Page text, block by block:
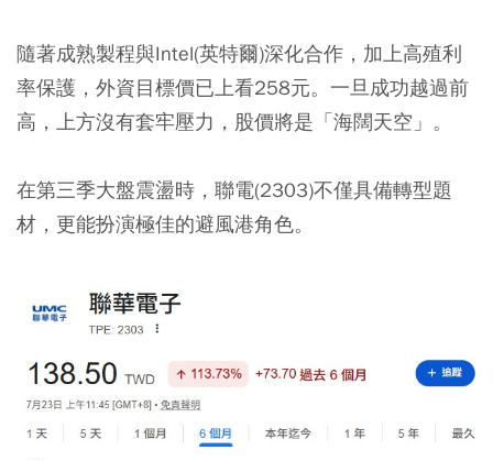
隨著成熟製程與Intel(英特爾)深化合作，加上高殖利
率保護， 外資目標價已上看258元。 一旦成功越過前
高，上方沒有套牢壓力，股價將是「海闊天空」。
在第三季大盤震盪時，聯電(2303)不僅具備轉型題
材，更能扮演極佳的避風港角色。